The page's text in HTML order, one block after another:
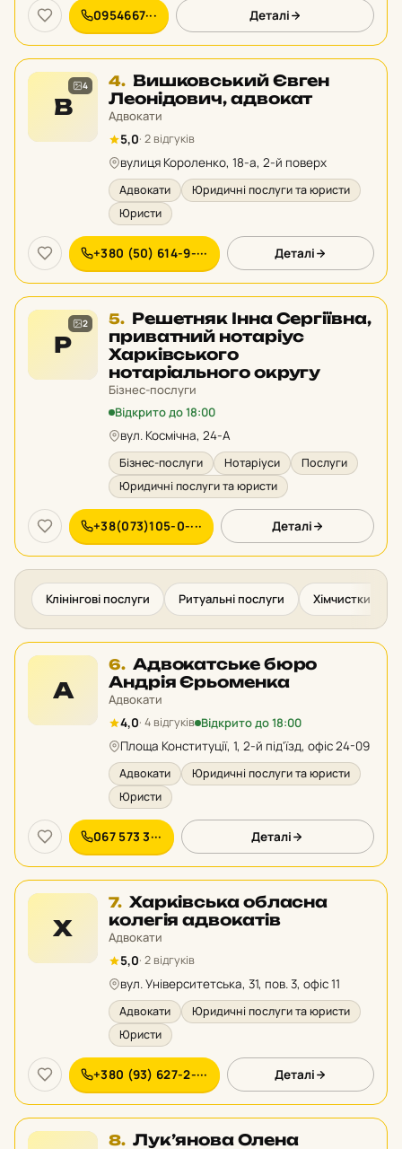
0954667··· Деталі
В
4 4. Місце
4
у
рейтингу:
Вишковський Євген
Леонідович, адвокат
Адвокати
5,0· 2 відгуків
вулиця Короленко, 18-а, 2-й поверх
Адвокати
Юридичні послуги та юристи
Юристи
+380 (50) 614-9-··· Деталі
Р
2 5. Місце
5
у
рейтингу:
Решетняк Інна Сергіївна,
приватний нотаріус
Харківського
нотаріального округу
Бізнес-послуги
Відкрито до 18:00
вул. Космічна, 24-А
Бізнес-послуги Нотаріуси
Послуги
Юридичні послуги та юристи
+38(073)105-0-··· Деталі
Клінінгові послуги Ритуальні послуги Хімчистки та
А
6. Місце
6
у
рейтингу:
Адвокатське бюро
Андрія Єрьоменка
Адвокати
4,0· 4 відгуків Відкрито до 18:00
Площа Конституції, 1, 2-й під'їзд, офіс 24-09
Адвокати
Юридичні послуги та юристи
Юристи
067 573 3··· Деталі
Х
7. Місце
7
у
рейтингу:
Харківська обласна
колегія адвокатів
Адвокати
5,0· 2 відгуків
вул. Університетська, 31, пов. 3, офіс 11
Адвокати
Юридичні послуги та юристи
Юристи
+380 (93) 627-2-··· Деталі
8. Місце
Лук’янова Олена